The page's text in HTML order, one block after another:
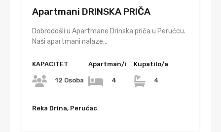
Apartmani DRINSKA PRIČA
Dobrodošli u Apartmane Drinska priča u Perućcu.
Naši apartmani nalaze…
KAPACITET
12 Osoba
Apartman/i
4
Kupatilo/a
4
Reka Drina, Perućac